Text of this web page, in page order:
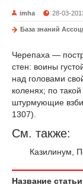
imha 28-03-
База знаний
Черепаха —
стен: воины
над головами
коленях; по
штурмующие
1307).
См. также:
Казилинум,
Название